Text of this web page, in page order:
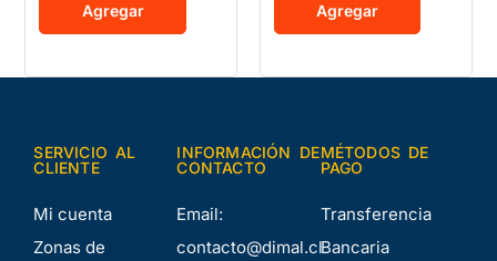
Agregar Agregar
SERVICIO AL
CLIENTE
Mi cuenta
Zonas de
INFORMACIÓN DE
CONTACTO
Email:
contacto@dimal.cl
MÉTODOS DE
PAGO
Transferencia
Bancaria